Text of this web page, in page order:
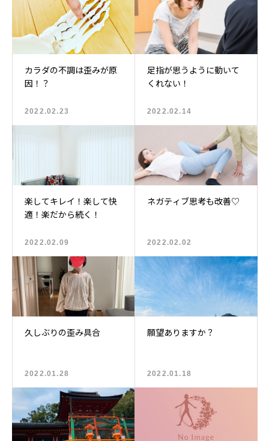
カラダの不調は歪みが原
因！？
2022.02.23
足指が思うように動いて
くれない！
2022.02.14
楽してキレイ！楽して快
適！楽だから続く！
2022.02.09
ネガティブ思考も改善♡
2022.02.02
久しぶりの歪み具合
2022.01.28
願望ありますか？
2022.01.18